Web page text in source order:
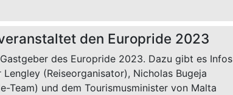
den Europride 2023
des Europride 2023. Dazu gibt es Infos
(Reiseorganisator), Nicholas Bugeja
Team) und dem Tourismusminister von Malta